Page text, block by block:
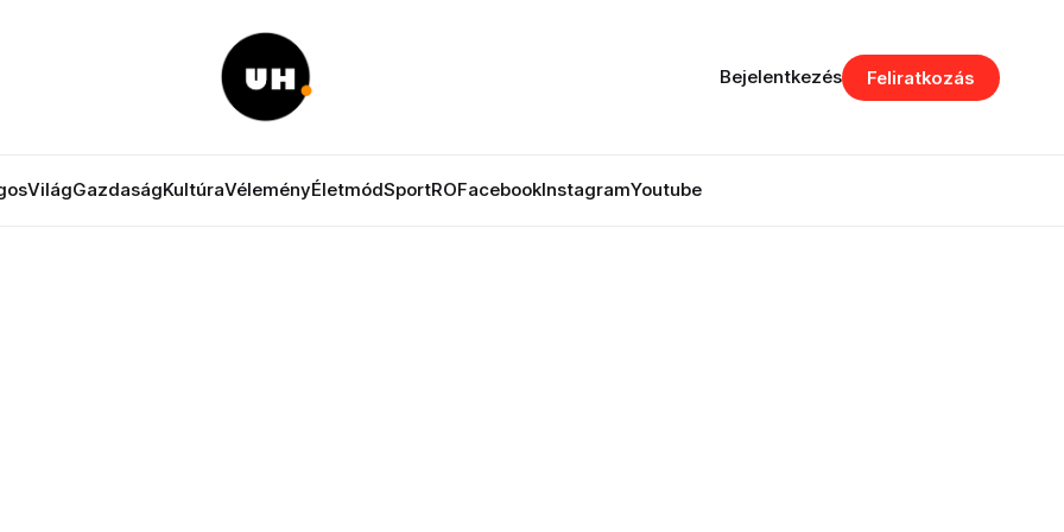
VilágGazdaságKultúraVéleményÉletmódSportROFacebookInstagramYoutube
Bejelentkezés Feliratkozás